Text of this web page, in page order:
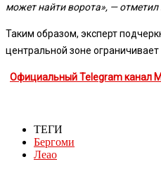
может найти ворота», — отметил
Таким образом, эксперт
центральной зоне ограничивает
Официальный Telegram канал
ТЕГИ
Бергоми
Леао